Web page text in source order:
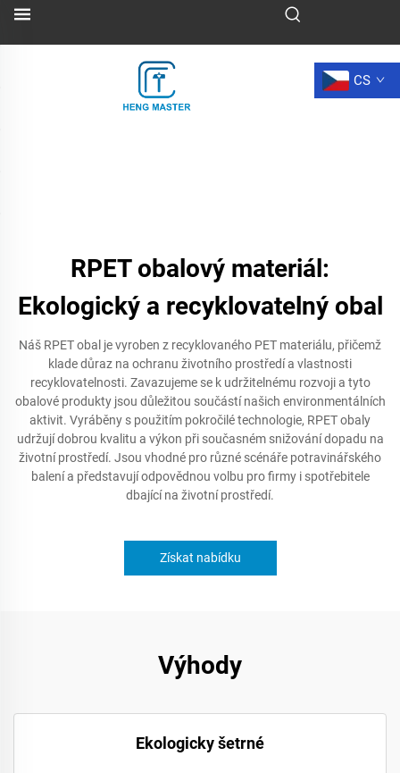
CS
RPET obalový materiál:
Ekologický a recyklovatelný obal
Náš RPET obal je vyroben z recyklovaného PET materiálu, přičemž
klade důraz na ochranu životního prostředí a vlastnosti
recyklovatelnosti. Zavazujeme se k udržitelnému rozvoji a tyto
obalové produkty jsou důležitou součástí našich environmentálních
aktivit. Vyráběny s použitím pokročilé technologie, RPET obaly
udržují dobrou kvalitu a výkon při současném snižování dopadu na
životní prostředí. Jsou vhodné pro různé scénáře potravinářského
balení a představují odpovědnou volbu pro firmy i spotřebitele
dbající na životní prostředí.
Získat nabídku
Výhody
Ekologicky šetrné